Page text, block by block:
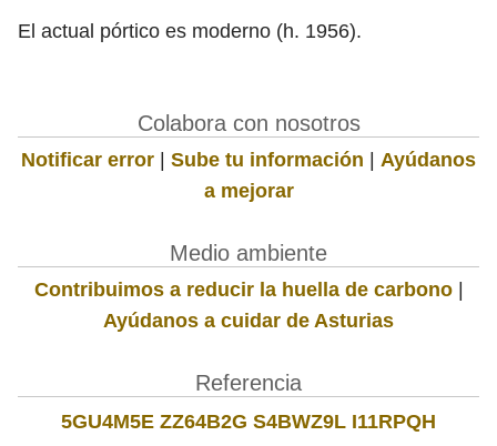
El actual pórtico es moderno (h. 1956).
Colabora con nosotros
Notificar error | Sube tu información | Ayúdanos
a mejorar
Medio ambiente
Contribuimos a reducir la huella de carbono|
Ayúdanos a cuidar de Asturias
Referencia
5GU4M5E ZZ64B2G S4BWZ9L I11RPQH